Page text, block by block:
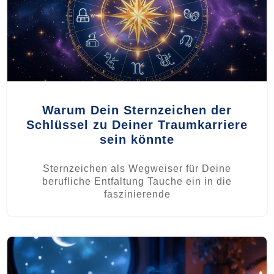
Warum Dein Sternzeichen der
Schlüssel zu Deiner Traumkarriere
sein könnte
Sternzeichen als Wegweiser für Deine
berufliche Entfaltung Tauche ein in die
faszinierende